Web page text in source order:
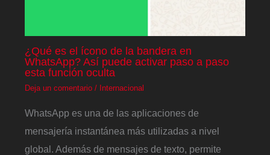
¿Qué es el ícono de la bandera en
WhatsApp? Así puede activar paso a paso
esta función oculta
Deja un comentario / Internacional
WhatsApp es una de las aplicaciones de
mensajería instantánea más utilizadas a nivel
global. Además de mensajes de texto, permite